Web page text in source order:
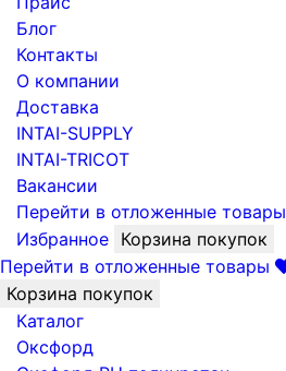
Блог
Контакты
О компании
Доставка
INTAI-SUPPLY
INTAI-TRICOT
Вакансии
Перейти в отложенные товары
Избранное Корзина покупок
Перейти в отложенные товары
Корзина покупок
Каталог
Оксфорд